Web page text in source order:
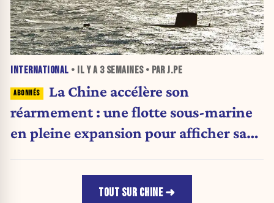
INTERNATIONAL • IL Y A 3 SEMAINES• PAR J.PE
La Chine accélère son
réarmement : une flotte sous-marine
en pleine expansion pour afficher sa
TOUT SUR CHINE